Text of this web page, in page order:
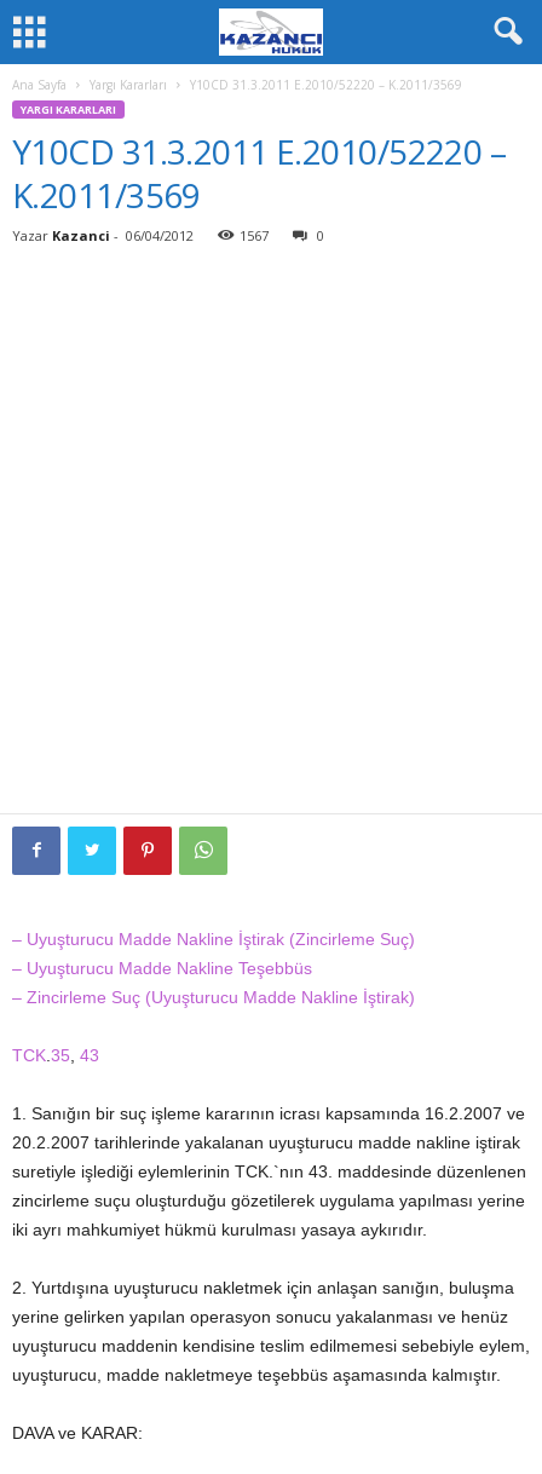
Ana Sayfa Yargı Kararları Y10CD 31.3.2011 E.2010/52220 – K.2011/3569
YARGI KARARLARI
Y10CD 31.3.2011 E.2010/52220 –
K.2011/3569
Yazar Kazanci - 06/04/2012 1567 0
– Uyuşturucu Madde Nakline İştirak (Zincirleme Suç)
– Uyuşturucu Madde Nakline Teşebbüs
– Zincirleme Suç (Uyuşturucu Madde Nakline İştirak)
TCK 35 43
1. Sanığın bir suç işleme kararının icrası kapsamında 16.2.2007 ve
20.2.2007 tarihlerinde yakalanan uyuşturucu madde nakline iştirak
suretiyle işlediği eylemlerinin TCK.`nın 43. maddesinde düzenlenen
zincirleme suçu oluşturduğu gözetilerek uygulama yapılması yerine
iki ayrı mahkumiyet hükmü kurulması yasaya aykırıdır.
2. Yurtdışına uyuşturucu nakletmek için anlaşan sanığın, buluşma
yerine gelirken yapılan operasyon sonucu yakalanması ve henüz
uyuşturucu maddenin kendisine teslim edilmemesi sebebiyle eylem,
uyuşturucu, madde nakletmeye teşebbüs aşamasında kalmıştır.
DAVA ve KARAR: